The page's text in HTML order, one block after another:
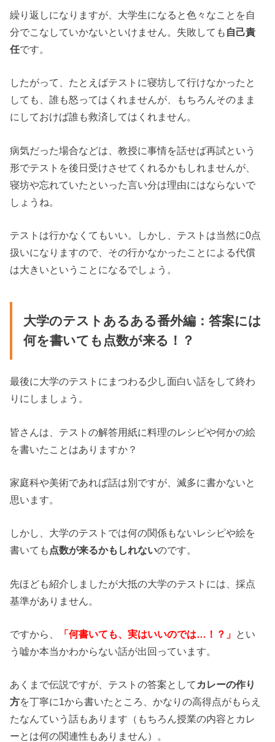
繰り返しになりますが、大学生になると色々なことを自
分でこなしていかないといけません。失敗しても 自己責
任です。
したがって、たとえばテストに寝坊して行けなかったと
しても、誰も怒ってはくれませんが、もちろんそのまま
にしておけば誰も救済してはくれません。
病気だった場合などは、教授に事情を話せば再試という
形でテストを後日受けさせてくれるかもしれませんが、
寝坊や忘れていたといった言い分は理由にはならないで
しょうね。
テストは行かなくてもいい。しかし、テストは当然に0点
扱いになりますので、その行かなかったことによる代償
は大きいということになるでしょう。
大学のテストあるある番外編：答案には
何を書いても点数が来る！？
最後に大学のテストにまつわる少し面白い話をして終わ
りにしましょう。
皆さんは、テストの解答用紙に料理のレシピや何かの絵
を書いたことはありますか？
家庭科や美術であれば話は別ですが、滅多に書かないと
思います。
しかし、大学のテストでは何の関係もないレシピや絵を
書いても 点数が来るかもしれないのです。
先ほども紹介しましたが大抵の大学のテストには、採点
基準がありません。
ですから、 「何書いても、実はいいのでは…！？」 とい
う嘘か本当かわからない話が出回っています。
あくまで伝説ですが、テストの答案として カレーの作り
方を丁寧に1から書いたところ、かなりの高得点がもらえ
たなんていう話もあります（もちろん授業の内容とカレ
ーとは何の関連性もありません）。